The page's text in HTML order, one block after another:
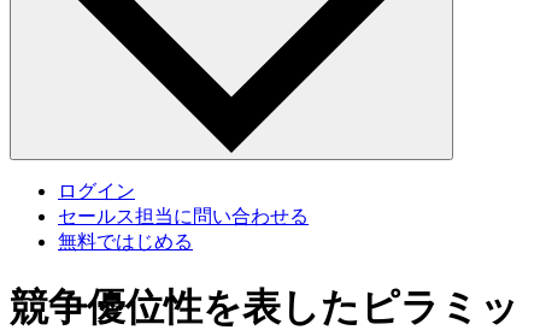
ログイン
セールス担当に問い合わせる
無料ではじめる
競争優位性を表したピラミッ